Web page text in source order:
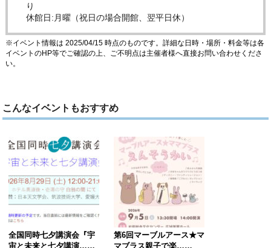
り
休館日:月曜（祝日の場合開館、翌平日休）
※イベント情報は 2025/04/15 時点のものです。詳細な日時・場所・料金等は各
イベントのHP等でご確認の上、ご不明点は主催者様へ直接お問い合わせくださ
い。
こんなイベントもおすすめ
全国同時七夕講演会『宇
宙と未来と七夕講演……
第6回マーブルアース★マ
マブラス親子で楽……